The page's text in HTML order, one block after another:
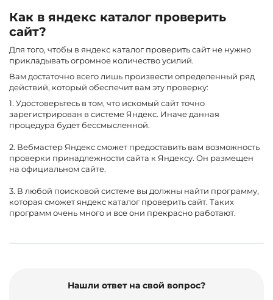
Как в яндекс каталог проверить
сайт?
Для того, чтобы в яндекс каталог проверить сайт не нужно
прикладывать огромное количество усилий.
Вам достаточно всего лишь произвести определенный ряд
действий, который обеспечит вам эту проверку:
1. Удостоверьтесь в том, что искомый сайт точно
зарегистрирован в системе Яндекс. Иначе данная
процедура будет бессмысленной.
2. Вебмастер Яндекс сможет предоставить вам возможность
проверки принадлежности сайта к Яндексу. Он размещен
на официальном сайте.
3. В любой поисковой системе вы должны найти программу,
которая сможет яндекс каталог проверить сайт. Таких
программ очень много и все они прекрасно работают.
Нашли ответ на свой вопрос?